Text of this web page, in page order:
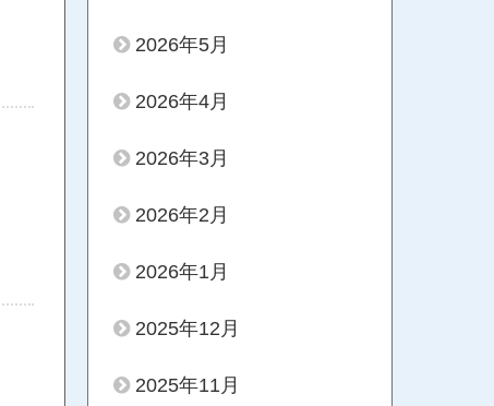
2026年5月
2026年4月
2026年3月
2026年2月
2026年1月
2025年12月
2025年11月